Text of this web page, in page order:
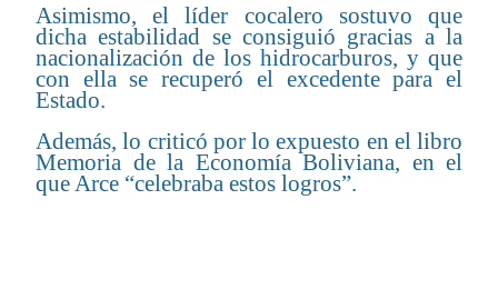
Asimismo, el líder cocalero sostuvo que
dicha estabilidad se consiguió gracias a la
nacionalización de los hidrocarburos, y que
con ella se recuperó el excedente para el
Estado.
Además, lo criticó por lo expuesto en el libro
Memoria de la Economía Boliviana, en el
que Arce “celebraba estos logros”.